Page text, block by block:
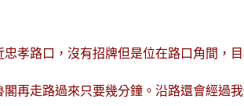
孝路口，沒有招牌但是位在路口角間，
再走路過來只要幾分鐘。沿路還會經過